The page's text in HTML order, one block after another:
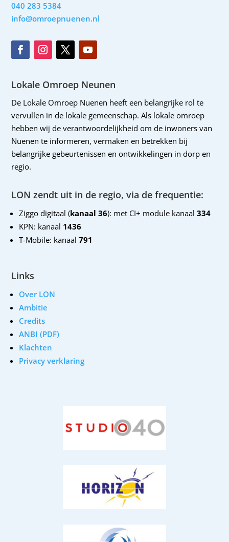
040 283 5384
info@omroepnuenen.nl
Lokale Omroep Neunen
De Lokale Omroep Nuenen heeft een belangrijke rol te
vervullen in de lokale gemeenschap. Als lokale omroep
hebben wij de verantwoordelijkheid om de inwoners van
Nuenen te informeren, vermaken en betrekken bij
belangrijke gebeurtenissen en ontwikkelingen in dorp en
regio.
LON zendt uit in de regio, via de frequentie:
Ziggo digitaal (kanaal 36): met CI+ module kanaal 334
KPN: kanaal 1436
T-Mobile: kanaal791
Links
Over LON
Ambitie
Credits
ANBI (PDF)
Klachten
Privacy verklaring